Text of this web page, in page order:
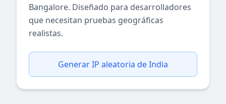
Bangalore. Diseñado para desarrolladores
que necesitan pruebas geográficas
realistas.
Generar IP aleatoria de India